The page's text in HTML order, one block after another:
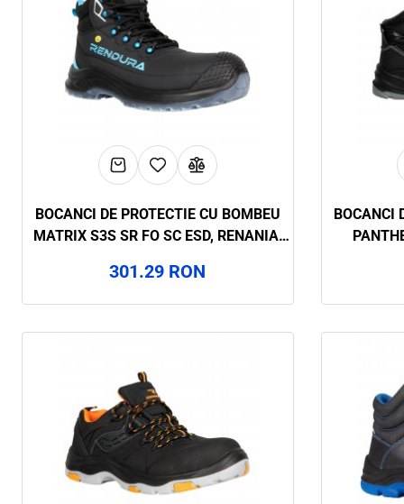
BOCANCI DE PROTECTIE CU BOMBEU
MATRIX S3S SR FO SC ESD, RENANIA,
301.29 RON
BOCANCI